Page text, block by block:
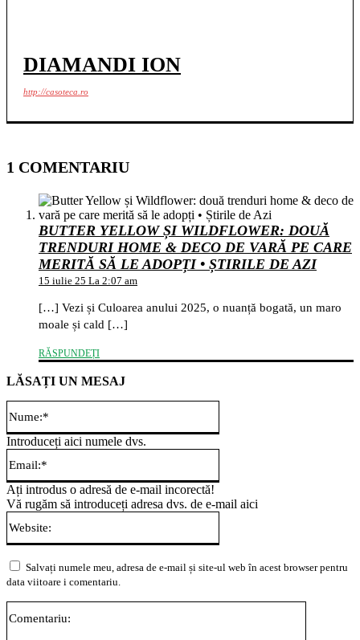
DIAMANDI ION
http://casoteca.ro
1 COMENTARIU
BUTTER YELLOW ȘI WILDFLOWER: DOUĂ
TRENDURI HOME & DECO DE VARĂ PE CARE
MERITĂ SĂ LE ADOPȚI • ȘTIRILE DE AZI
15 iulie 25 La 2:07 am
[…] Vezi și Culoarea anului 2025, o nuanță bogată, un maro
moale și cald […]
RĂSPUNDEȚI
LĂSAȚI UN MESAJ
Introduceți aici numele dvs.
Ați introdus o adresă de e-mail incorectă!
Vă rugăm să introduceți adresa dvs. de e-mail aici
Salvați numele meu, adresa de e-mail și site-ul web în acest browser pentru
data viitoare i comentariu.